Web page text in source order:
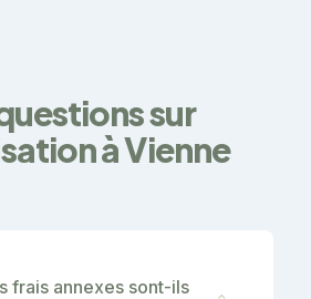
sur
à Vienne
frais annexes sont-ils